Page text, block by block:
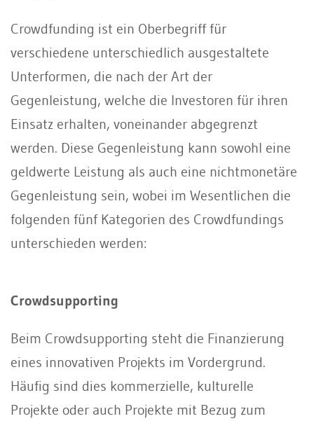
Crowdfunding ist ein Oberbegriff für
verschiedene unterschiedlich ausgestaltete
Unterformen, die nach der Art der
Gegenleistung, welche die Investoren für ihren
Einsatz erhalten, voneinander abgegrenzt
werden. Diese Gegenleistung kann sowohl eine
geldwerte Leistung als auch eine nichtmonetäre
Gegenleistung sein, wobei im Wesentlichen die
folgenden fünf Kategorien des Crowdfundings
unterschieden werden:
Crowdsupporting
Beim Crowdsupporting steht die Finanzierung
eines innovativen Projekts im Vordergrund.
Häufig sind dies kommerzielle, kulturelle
Projekte oder auch Projekte mit Bezug zum